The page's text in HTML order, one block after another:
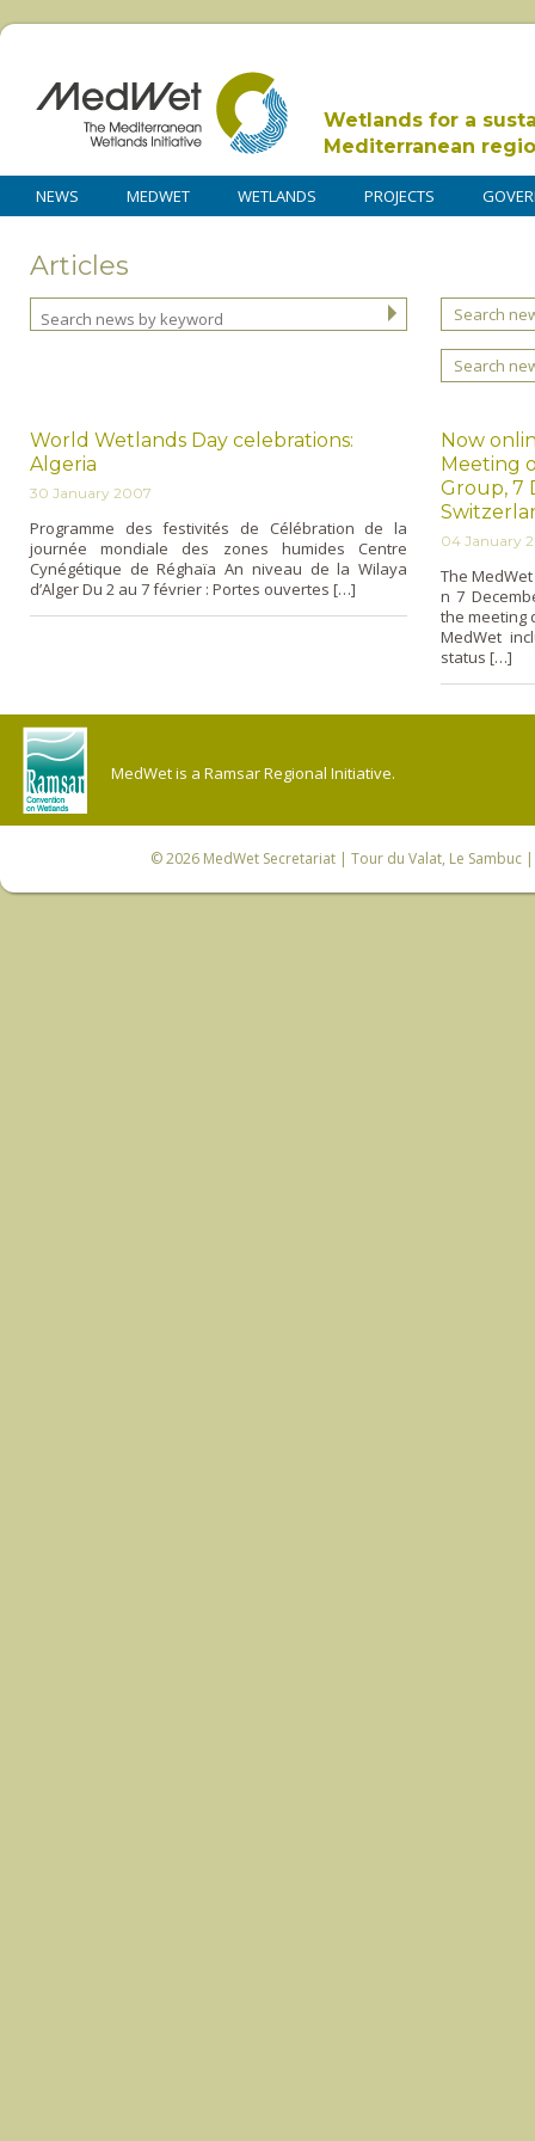
Wetlands for a
Mediterranean
NEWS MEDWET WETLANDS PROJECTS
Articles
Search
Search
World Wetlands Day celebrations:
Algeria
30 January 2007
Programme des festivités de Célébration de la
journée mondiale des zones humides Centre
Cynégétique de Réghaïa An niveau de la Wilaya
d’Alger Du 2 au 7 février : Portes ouvertes […]
Now
Meeting
Group, 7
04 January
The
n 7
the meeting
MedWet
status […]
MedWet is a Ramsar Regional Initiative.
© 2026 MedWet Secretariat| Tour du Valat, Le Sambuc